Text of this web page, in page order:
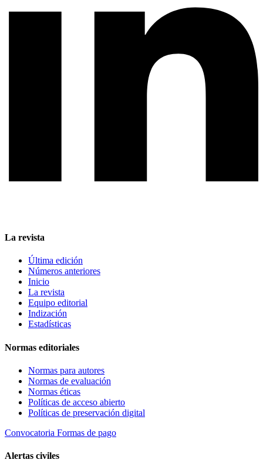
La revista
Última edición
Números anteriores
Inicio
La revista
Equipo editorial
Indización
Estadísticas
Normas editoriales
Normas para autores
Normas de evaluación
Normas éticas
Políticas de acceso abierto
Políticas de preservación digital
Convocatoria Formas de pago
Alertas civiles